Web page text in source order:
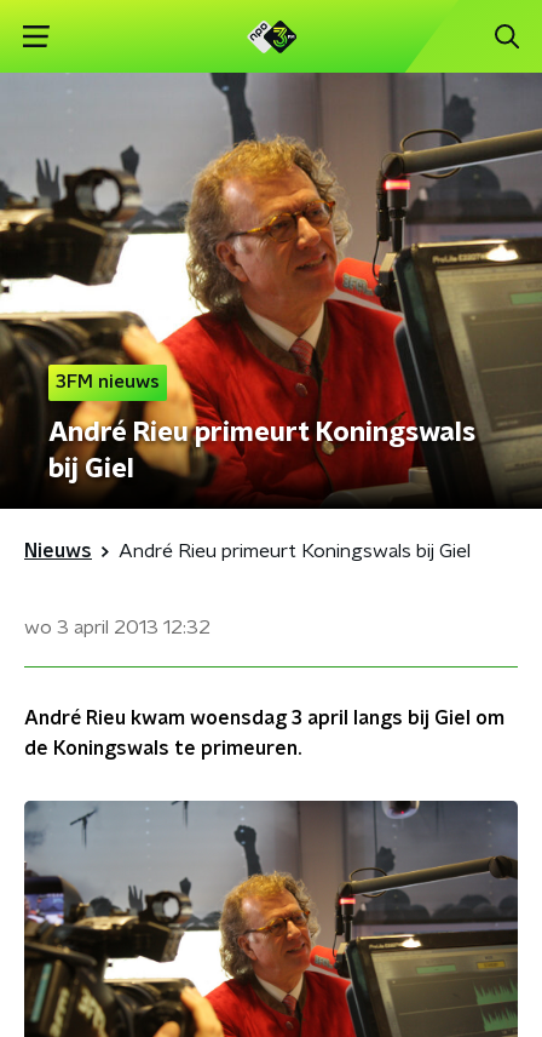
3FM nieuws
André Rieu primeurt Koningswals
bij Giel
Nieuws André Rieu primeurt Koningswals bij Giel
wo 3 april 2013 12:32
André Rieu kwam woensdag 3 april langs bij Giel om
de Koningswals te primeuren.